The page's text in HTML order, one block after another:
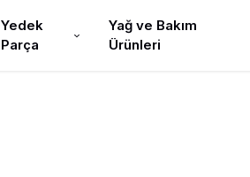
Yedek
Parça
Yağ ve Bakım
Ürünleri